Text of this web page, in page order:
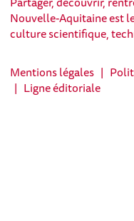
Nouvelle-Aquitaine est
culture scientifique,
Mentions légales |
| Ligne éditoriale